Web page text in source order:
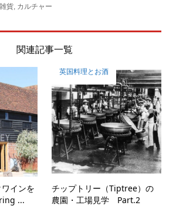
貨, カルチャー
関連記事一覧
インを
...
英国料理とお酒
チップトリー（Tiptree）の
農園・工場見学 Part.2